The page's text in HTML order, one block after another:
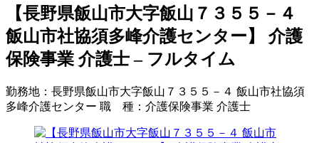
【長野県飯山市大字飯山７３５５－４
飯山市社協須多峰介護センター】 介護
保険事業 介護士 – フルタイム
勤務地： 長野県飯山市大字飯山７３５５－４ 飯山市社協須
多峰介護センター 職 種： 介護保険事業 介護士